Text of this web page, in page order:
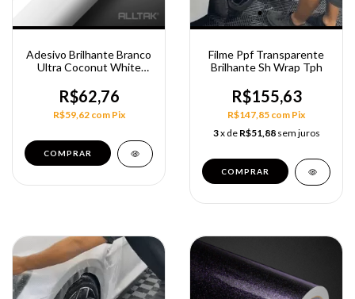
Adesivo Brilhante Branco
Ultra Coconut White
R$62,76
R$59,62 com Pix
COMPRAR
Filme Ppf Transparente
Brilhante Sh Wrap Tph
R$155,63
R$147,85 com Pix
3x de R$51,88 sem juros
COMPRAR